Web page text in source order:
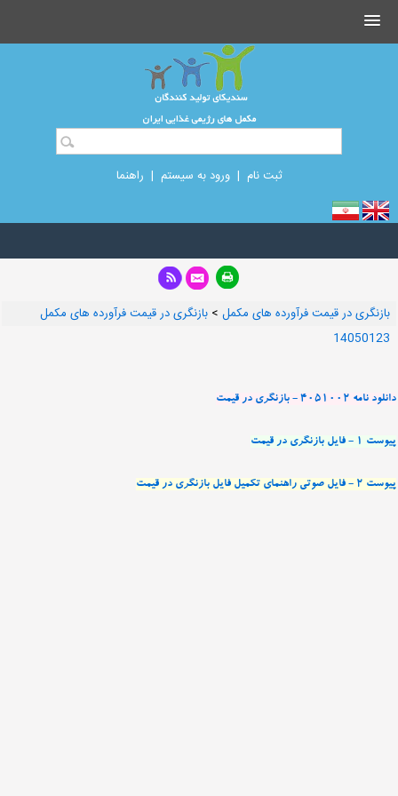
ثبت نام |ورود به سیستم | راهنما
بازنگری در قیمت فرآورده های مکمل >بازنگری در قیمت فرآورده های مکمل
14050123
دانلود نامه 4051002 - بازنگری در قیمت
پیوست 1 - فایل بازنگری در قیمت
پیوست 2 - فایل صوتی راهنمای تکمیل فایل بازنگری در قیمت